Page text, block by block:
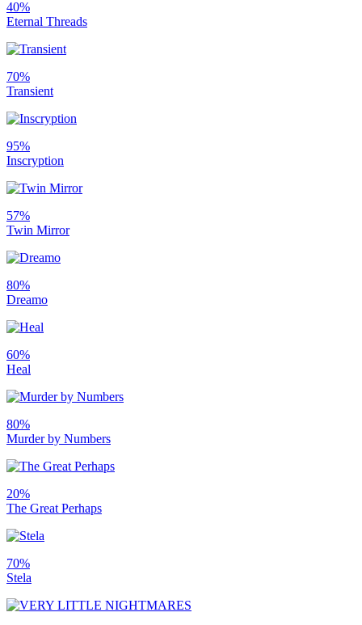
40%
Eternal Threads
70%
Transient
95%
Inscryption
57%
Twin Mirror
80%
Dreamo
60%
Heal
80%
Murder by Numbers
20%
The Great Perhaps
70%
Stela